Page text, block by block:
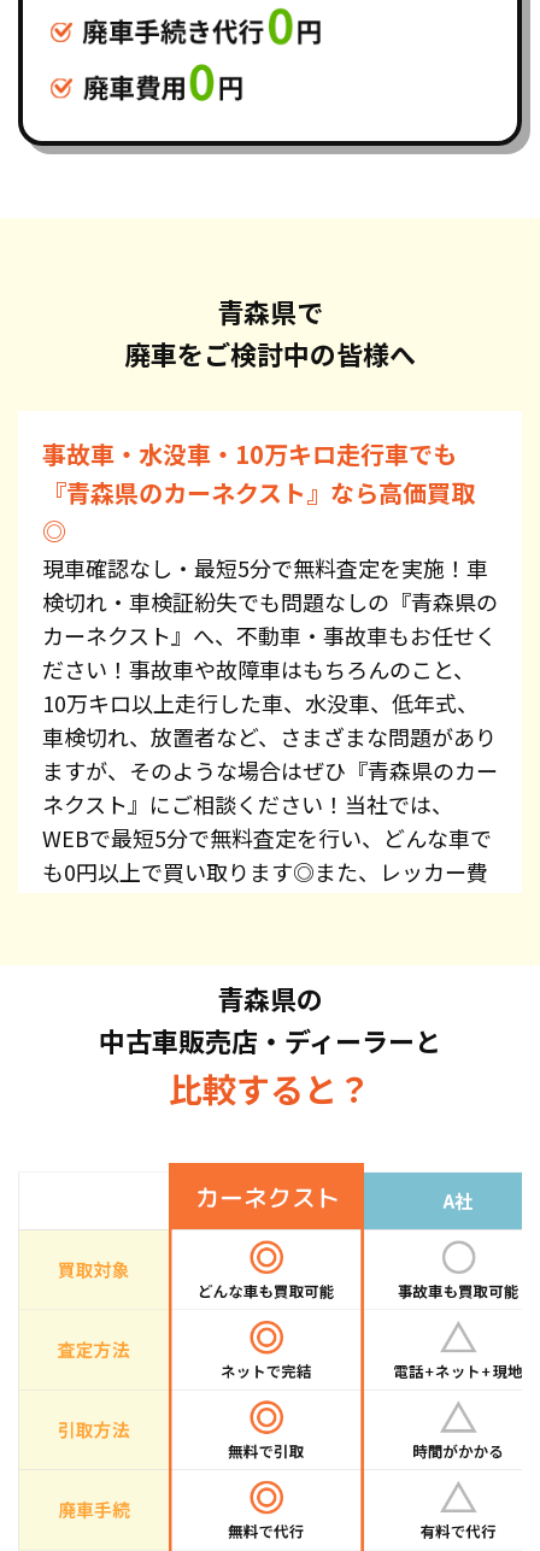
青森県で
廃車をご検討中の皆様へ
事故車・水没車・10万キロ走行車でも
『青森県のカーネクスト』なら高価買取
◎
現車確認なし・最短5分で無料査定を実施！車
検切れ・車検証紛失でも問題なしの『青森県の
カーネクスト』へ、不動車・事故車もお任せく
ださい！事故車や故障車はもちろんのこと、
10万キロ以上走行した車、水没車、低年式、
車検切れ、放置者など、さまざまな問題があり
ますが、そのような場合はぜひ『青森県のカー
ネクスト』にご相談ください！当社では、
WEBで最短5分で無料査定を行い、どんな車で
も0円以上で買い取ります◎また、レッカー費
セイ・スカイライン・CX-5・ジムニーなど、車
種を問わずお持ち込みください。また、高価買
取している車種もございますので、お気軽にお
問い合わせください！
青森県の
中古車販売店・ディーラーと
比較すると？